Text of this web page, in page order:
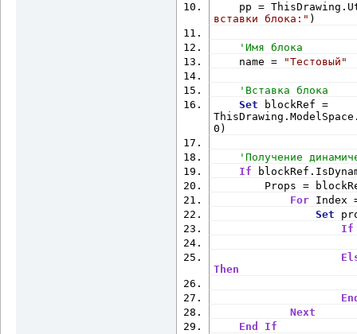
pp =
вставки блока:" )
'Имя блока
name =
"Тестовый"
'Вставка блока
Set blockRef =
0)
'Получение
If
Props =
For Index
Set
If
Then
Next
End
If